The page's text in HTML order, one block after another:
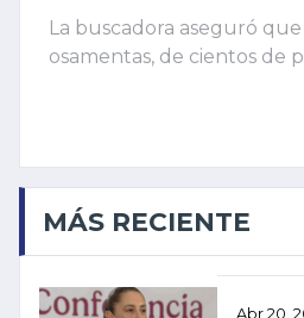
La buscadora aseguró
osamentas, de cientos de
MÁS RECIENTE
Abr 20,